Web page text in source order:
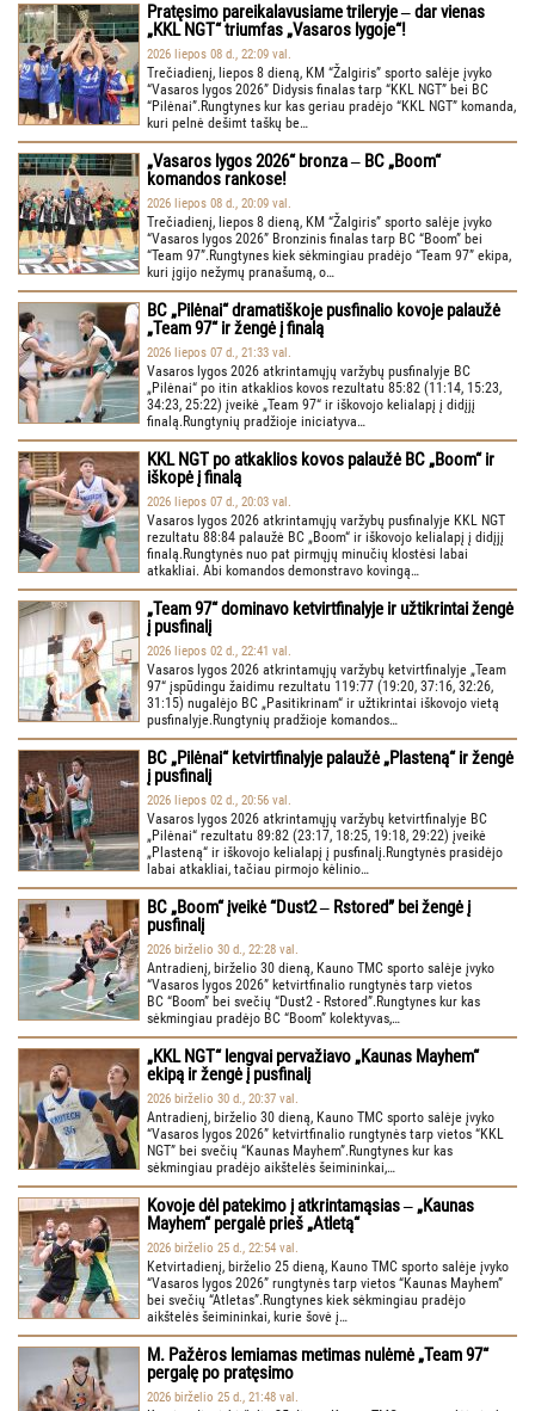
Pratęsimo pareikalavusiame trileryje ‒ dar vienas
„KKL NGT“ triumfas „Vasaros lygoje“!
2026 liepos 08 d., 22:09 val.
Trečiadienį, liepos 8 dieną, KM “Žalgiris” sporto salėje įvyko
“Vasaros lygos 2026” Didysis finalas tarp “KKL NGT” bei BC
“Pilėnai”.Rungtynes kur kas geriau pradėjo “KKL NGT” komanda,
kuri pelnė dešimt taškų be…
„Vasaros lygos 2026“ bronza ‒ BC „Boom“
komandos rankose!
2026 liepos 08 d., 20:09 val.
Trečiadienį, liepos 8 dieną, KM “Žalgiris” sporto salėje įvyko
“Vasaros lygos 2026” Bronzinis finalas tarp BC “Boom” bei
“Team 97”.Rungtynes kiek sėkmingiau pradėjo “Team 97” ekipa,
kuri įgijo nežymų pranašumą, o…
BC „Pilėnai“ dramatiškoje pusfinalio kovoje palaužė
„Team 97“ ir žengė į finalą
2026 liepos 07 d., 21:33 val.
Vasaros lygos 2026 atkrintamųjų varžybų pusfinalyje BC
„Pilėnai“ po itin atkaklios kovos rezultatu 85:82 (11:14, 15:23,
34:23, 25:22) įveikė „Team 97“ ir iškovojo kelialapį į didįjį
finalą.Rungtynių pradžioje iniciatyva…
KKL NGT po atkaklios kovos palaužė BC „Boom“ ir
iškopė į finalą
2026 liepos 07 d., 20:03 val.
Vasaros lygos 2026 atkrintamųjų varžybų pusfinalyje KKL NGT
rezultatu 88:84 palaužė BC „Boom“ ir iškovojo kelialapį į didįjį
finalą.Rungtynės nuo pat pirmųjų minučių klostėsi labai
atkakliai. Abi komandos demonstravo kovingą…
„Team 97“ dominavo ketvirtfinalyje ir užtikrintai žengė
į pusfinalį
2026 liepos 02 d., 22:41 val.
Vasaros lygos 2026 atkrintamųjų varžybų ketvirtfinalyje „Team
97“ įspūdingu žaidimu rezultatu 119:77 (19:20, 37:16, 32:26,
31:15) nugalėjo BC „Pasitikrinam“ ir užtikrintai iškovojo vietą
pusfinalyje.Rungtynių pradžioje komandos…
BC „Pilėnai“ ketvirtfinalyje palaužė „Plasteną“ ir žengė
į pusfinalį
2026 liepos 02 d., 20:56 val.
Vasaros lygos 2026 atkrintamųjų varžybų ketvirtfinalyje BC
„Pilėnai“ rezultatu 89:82 (23:17, 18:25, 19:18, 29:22) įveikė
„Plasteną“ ir iškovojo kelialapį į pusfinalį.Rungtynės prasidėjo
labai atkakliai, tačiau pirmojo kėlinio…
BC „Boom“ įveikė “Dust2 ‒ Rstored” bei žengė į
pusfinalį
2026 birželio 30 d., 22:28 val.
Antradienį, birželio 30 dieną, Kauno TMC sporto salėje įvyko
“Vasaros lygos 2026” ketvirtfinalio rungtynės tarp vietos
BC “Boom” bei svečių “Dust2 - Rstored”.Rungtynes kur kas
sėkmingiau pradėjo BC “Boom” kolektyvas,…
„KKL NGT“ lengvai pervažiavo „Kaunas Mayhem“
ekipą ir žengė į pusfinalį
2026 birželio 30 d., 20:37 val.
Antradienį, birželio 30 dieną, Kauno TMC sporto salėje įvyko
“Vasaros lygos 2026” ketvirtfinalio rungtynės tarp vietos “KKL
NGT” bei svečių “Kaunas Mayhem”.Rungtynes kur kas
sėkmingiau pradėjo aikštelės šeimininkai,…
Kovoje dėl patekimo į atkrintamąsias ‒ „Kaunas
Mayhem“ pergalė prieš „Atletą“
2026 birželio 25 d., 22:54 val.
Ketvirtadienį, birželio 25 dieną, Kauno TMC sporto salėje įvyko
“Vasaros lygos 2026” rungtynės tarp vietos “Kaunas Mayhem”
bei svečių “Atletas”.Rungtynes kiek sėkmingiau pradėjo
aikštelės šeimininkai, kurie šovė į…
M. Pažėros lemiamas metimas nulėmė „Team 97“
pergalę po pratęsimo
2026 birželio 25 d., 21:48 val.